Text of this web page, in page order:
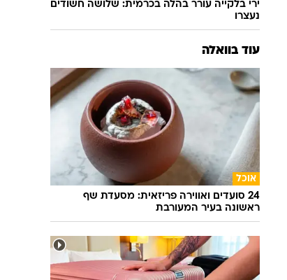
ירי בלקייה עורר בהלה בכרמית: שלושה חשודים
נעצרו
עוד בוואלה
אוכל
24 סועדים ואווירה פריזאית: מסעדת שף
ראשונה בעיר המעורבת